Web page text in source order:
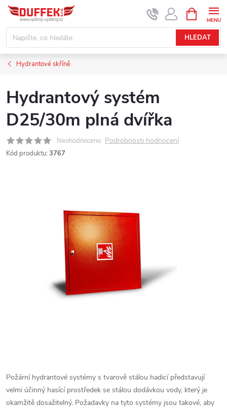
Přejít
obsah
HLEDAT
NÁKUPNÍ
KOŠÍK
Hydrantové skříně
Hydrantový systém
D25/30m plná dvířka
Neohodnoceno Podrobnosti hodnocení
Kód produktu: 3767
Požární hydrantové systémy s tvarově stálou hadicí představují
velmi účinný hasící prostředek se stálou dodávkou vody, který je
okamžitě dosažitelný. Požadavky na tyto systémy jsou takové, aby